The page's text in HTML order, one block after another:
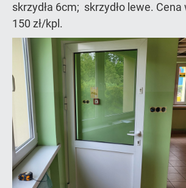
skrzydła 6cm; skrzydło lewe. Cena
150 zł/kpl.